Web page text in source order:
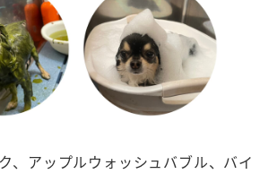
、アップルウォッシュバブル、バイ